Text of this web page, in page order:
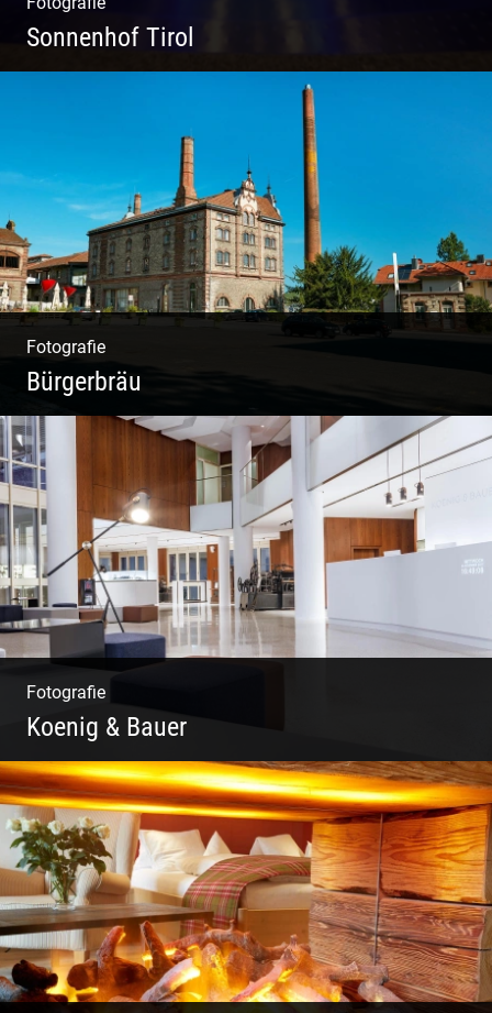
Sonnenhof Tirol
Freundliches Team | Moderne Zimmer |
Luxuriöser Spa | Coole Köche
Fotografie
Bürgerbräu
Gewerbe & Handwerk | Kultur & Kreativität |
Urban & Weltoffen | Gastro & Events
Fotografie
Koenig & Bauer
Moderne Architektur | Offen & Futuristisch |
Foyer Gestaltung | Weite Räume